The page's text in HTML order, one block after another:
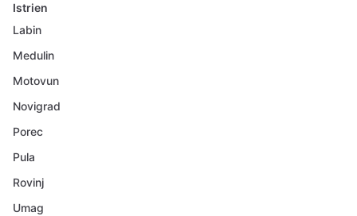
Istrien
Labin
Medulin
Motovun
Novigrad
Porec
Pula
Rovinj
Umag